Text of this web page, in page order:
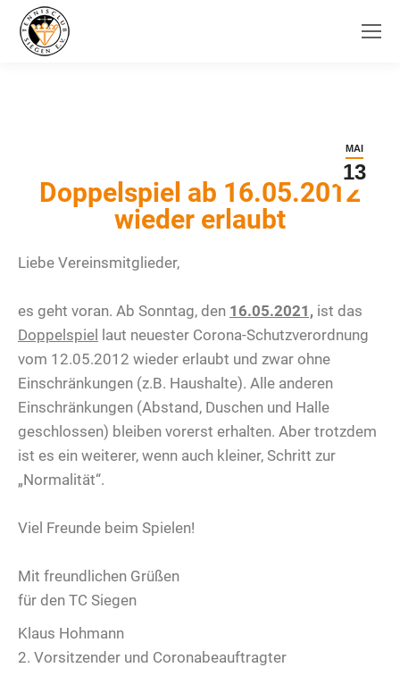
MAI
13
Doppelspiel ab 16.05.2012
wieder erlaubt
Liebe Vereinsmitglieder,
es geht voran. Ab Sonntag, den 16.05.2021, ist das
Doppelspiel
laut neuester Corona-Schutzverordnung
vom 12.05.2012 wieder erlaubt und zwar ohne
Einschränkungen (z.B. Haushalte). Alle anderen
Einschränkungen (Abstand, Duschen und Halle
geschlossen) bleiben vorerst erhalten. Aber trotzdem
ist es ein weiterer, wenn auch kleiner, Schritt zur
„Normalität“.
Viel Freunde beim Spielen!
Mit freundlichen Grüßen
für den TC Siegen
Klaus Hohmann
2. Vorsitzender und Coronabeauftragter